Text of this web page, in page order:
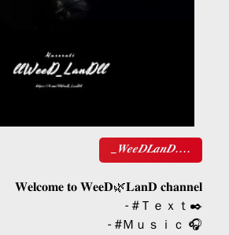
_𝑾𝒆𝒆𝑫𝑳𝒂𝒏𝑫....
𝐖𝐞𝐥𝐜𝐨𝐦𝐞 𝐭𝐨 𝐖𝐞𝐞𝐃🌿𝐋𝐚𝐧𝐃 𝐜𝐡𝐚𝐧𝐧𝐞𝐥
- #Ｔｅｘｔ‌✒️⁩‌
- #Ｍｕｓｉｃ 🎧